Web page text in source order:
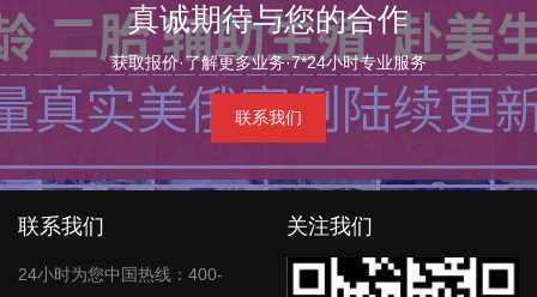
真诚期待与您的合作
获取报价·了解更多业务·7*24小时专业服务
联系我们
联系我们
24小时为您中国热线：400-
关注我们